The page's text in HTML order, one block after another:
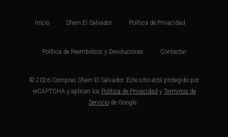
Inicio Shein El Salvador Política de Privacidad
Política de Reembolsos y Devoluciones Contactar
© 2026 Compras Shein El Salvador. Este sitio está protegido por
reCAPTCHA y aplican los Política de Privacidad y Terminos de
Servicio de Google..